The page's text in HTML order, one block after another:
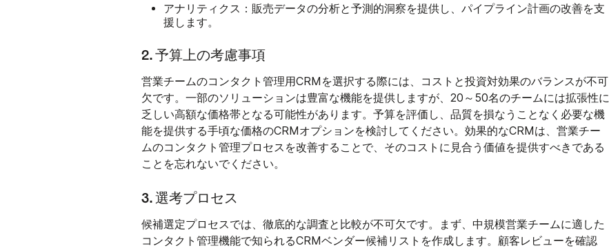
アナリティクス： 販売データの分析と予測的洞察を提供し、パイプライン計画の改善を支
援します。
2. 予算上の考慮事項
営業チームのコンタクト管理用CRMを選択する際には、コストと投資対効果のバランスが不可
欠です。一部のソリューションは豊富な機能を提供しますが、20～50名のチームには拡張性に
乏しい高額な価格帯となる可能性があります。予算を評価し、品質を損なうことなく必要な機
能を提供する手頃な価格のCRMオプションを検討してください。効果的なCRMは、営業チー
ムのコンタクト管理プロセスを改善することで、そのコストに見合う価値を提供すべきである
ことを忘れないでください。
3. 選考プロセス
候補選定プロセスでは、徹底的な調査と比較が不可欠です。まず、中規模営業チームに適した
コンタクト管理機能で知られるCRMベンダー候補リストを作成します。顧客レビューを確認